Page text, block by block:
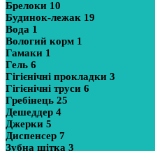
Брелоки 10
Будинок-лежак 19
Вода 1
Вологий корм 1
Гамаки 1
Гель 6
Гігієнічні прокладки 3
Гігієнічні труси 6
Гребінець 25
Дешеддер 4
Джерки 5
Диспенсер 7
Зубна щітка 3